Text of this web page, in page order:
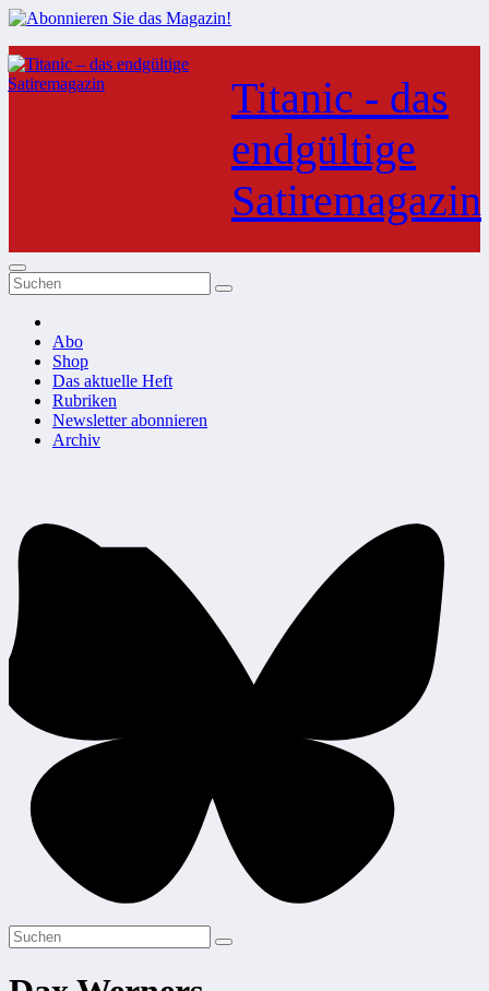
Zum
Inhalt
springen
Titanic - das
endgültige
Satiremagazin
Abo
Shop
Das aktuelle Heft
Rubriken
Newsletter abonnieren
Archiv